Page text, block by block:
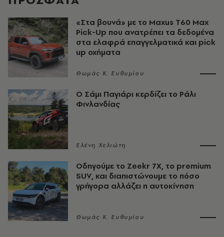
«Στα βουνά» με το Maxus T60 Max
Pick-Up που ανατρέπει τα δεδομένα
στα ελαφρά επαγγελματικά και pick
up οχήματα
Θωμάς K. Ευθυμίου
O Σάμι Παγιάρι κερδίζει το Ράλι
Φινλανδίας
Ελένη Χελιώτη
Οδηγούμε το Zeekr 7X, το premium
SUV, και διαπιστώνουμε το πόσο
γρήγορα αλλάζει η αυτοκίνηση
Θωμάς K. Ευθυμίου